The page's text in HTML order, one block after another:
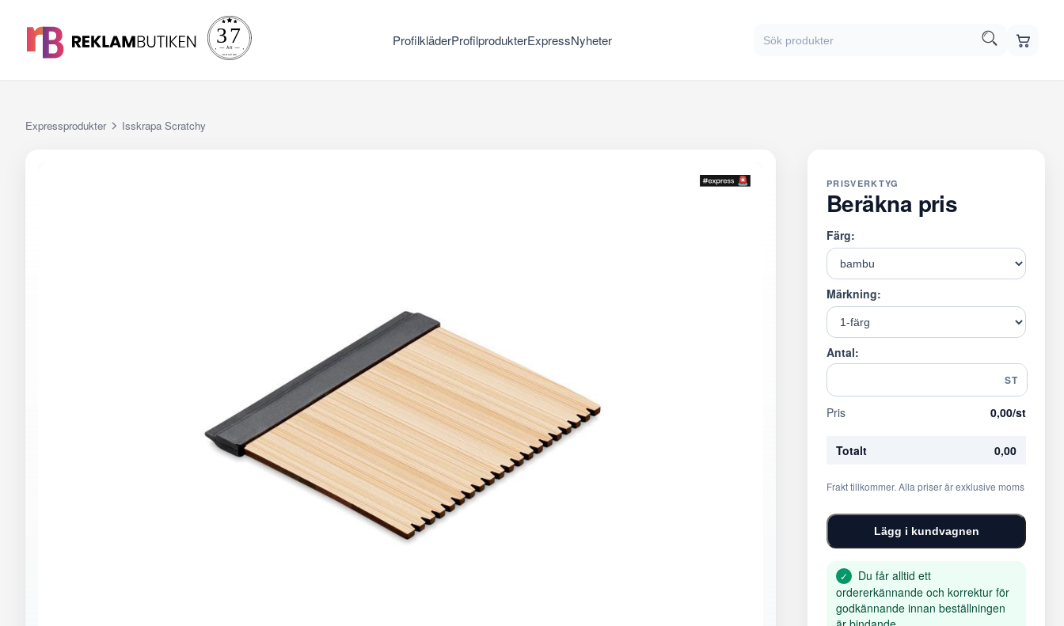
ProfilkläderProfilprodukterExpressNyheter
Expressprodukter Isskrapa Scratchy
PRISVERKTYG
Beräkna pris
Färg:
Märkning:
Antal:
ST
Pris 0,00/st
Totalt 0,00
Frakt tillkommer. Alla priser är exklusive moms
Lägg i kundvagnen
✓
Du får alltid ett
ordererkännande och korrektur för
godkännande innan beställningen